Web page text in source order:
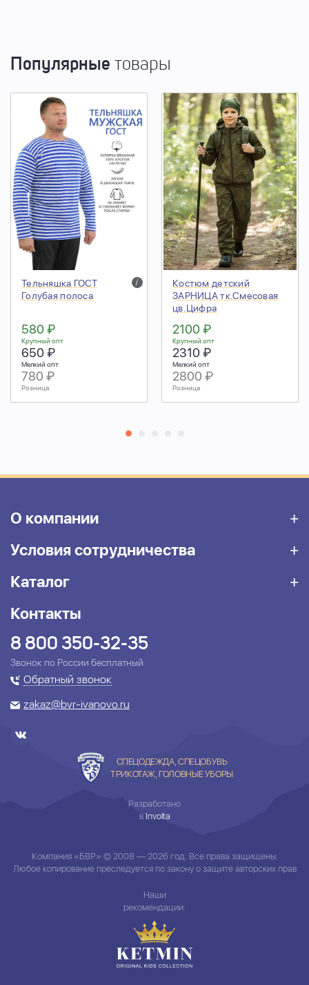
Популярные товары
Тельняшка ГОСТ
Голубая полоса
i
580 ₽
Крупный опт
650 ₽
Мелкий опт
780 ₽
Розница
Костюм детский
ЗАРНИЦА тк.Смесовая
цв.Цифра
2100 ₽
Крупный опт
2310 ₽
Мелкий опт
2800 ₽
Розница
О компании
Условия сотрудничества
Каталог
Контакты
8 800 350-32-35
Звонок по России бесплатный
Обратный звонок
zakaz@bvr-ivanovo.ru
СПЕЦОДЕЖДА, СПЕЦОБУВЬ
ТРИКОТАЖ, ГОЛОВНЫЕ УБОРЫ
Разработано
в Involta
Компания «БВР» © 2008 — 2026 год. Все права защищены.
Любое копирование преследуется по закону о защите авторских прав
Наши
рекомендации: